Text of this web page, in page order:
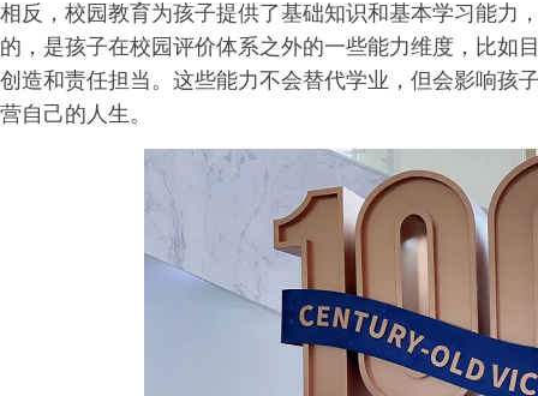
相反，校园教育为孩子提供了基础知识和基本学习能力
的，是孩子在校园评价体系之外的一些能力维度，比如
创造和责任担当。这些能力不会替代学业，但会影响孩
营自己的人生。